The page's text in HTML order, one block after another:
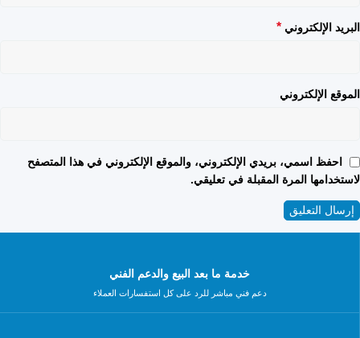
البريد الإلكتروني *
الموقع الإلكتروني
احفظ اسمي، بريدي الإلكتروني، والموقع الإلكتروني في هذا المتصفح
لاستخدامها المرة المقبلة في تعليقي.
خدمة ما بعد البيع والدعم الفني
دعم فني مباشر للرد على كل استفسارات العملاء